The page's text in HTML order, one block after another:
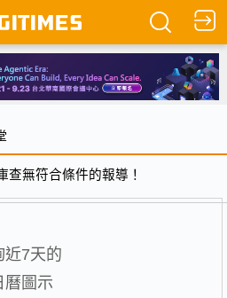
查無符合條件的報導！
近7天的
曆圖示